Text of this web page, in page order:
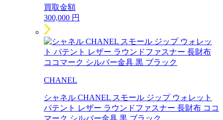
買取金額
300,000 円
CHANEL
シャネル CHANEL スモール ジップ ウォレット
パテント レザー ラウンドファスナー 長財布 ココ